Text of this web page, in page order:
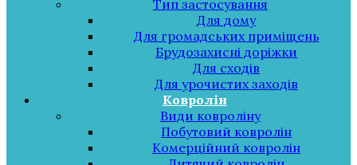
Тип застосування
Для дому
Для громадських приміщень
Брудозахисні доріжки
Для сходів
Для урочистих заходів
Ковролін
Види ковроліну
Побутовий ковролін
Комерційний ковролін